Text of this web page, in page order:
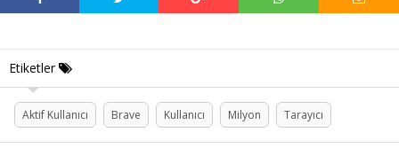
Etiketler
Aktif Kullanıcı Brave Kullanıcı Milyon Tarayıcı